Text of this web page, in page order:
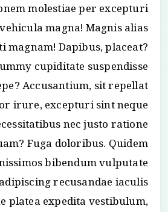
molestiae per excepturi
magna! Magnis alias
magnam! Dapibus, placeat?
cupiditate suspendisse
Accusantium, sit repellat
irure, excepturi sint neque
nec justo ratione
Fuga doloribus. Quidem
bibendum vulputate
recusandae iaculis
platea expedita vestibulum,